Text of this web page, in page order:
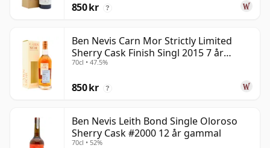
850 kr ?
Ben Nevis Carn Mor Strictly Limited
Sherry Cask Finish Singl 2015 7 år
gammal
70cl • 47.5%
850 kr ?
Ben Nevis Leith Bond Single Oloroso
Sherry Cask #2000 12 år gammal
70cl • 52%